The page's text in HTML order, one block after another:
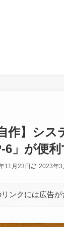
自作】シ
6」が便利
11月23日 2023年3
ンクには広告が